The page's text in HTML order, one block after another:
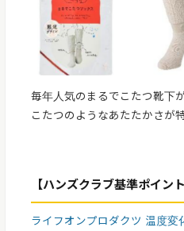
毎年人気のまるでこたつ靴下
こたつのようなあたたかさが
【ハンズクラブ基準ポイント
ライフオンプロダクツ 温度変